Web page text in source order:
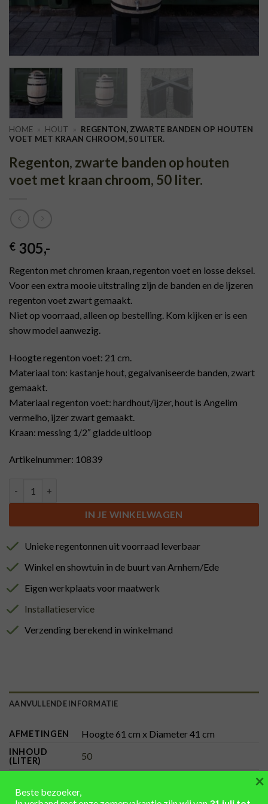
HOME » HOUT » REGENTON, ZWARTE BANDEN OP HOUTEN
VOET MET KRAAN CHROOM, 50 LITER.
Regenton, zwarte banden op houten
voet met kraan chroom, 50 liter.
€ 305,-
Regenton met chromen kraan, regenton voet en losse deksel.
Voor een extra mooie uitstraling zijn de banden en de ijzeren
regenton voet zwart gemaakt.
Niet op voorraad, alleen op bestelling. Kom kijken er is een
show model aanwezig.
Hoogte regenton voet: 21 cm.
Materiaal ton: kastanje hout, gegalvaniseerde banden, zwart
gemaakt.
Materiaal regenton voet: hardhout/ijzer, hout is Angelim
vermelho, ijzer zwart gemaakt.
Kraan: messing 1/2″ gladde uitloop
Artikelnummer: 10839
IN JE WINKELWAGEN
Unieke regentonnen uit voorraad leverbaar
Winkel en showtuin in de buurt van Arnhem/Ede
Eigen werkplaats voor maatwerk
Installatieservice
Verzending berekend in winkelmand
AANVULLENDE INFORMATIE
AFMETINGEN Hoogte 61 cm x Diameter 41 cm
INHOUD
(LITER)
50
Beste bezoeker,
×